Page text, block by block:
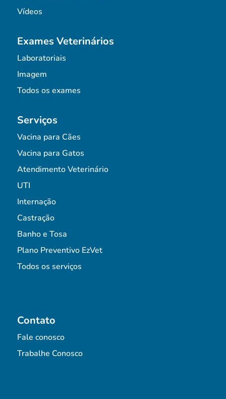
Vídeos
Exames Veterinários
Laboratoriais
Imagem
Todos os exames
Serviços
Vacina para Cães
Vacina para Gatos
Atendimento Veterinário
UTI
Internação
Castração
Banho e Tosa
Plano Preventivo EzVet
Todos os serviços
Contato
Fale conosco
Trabalhe Conosco